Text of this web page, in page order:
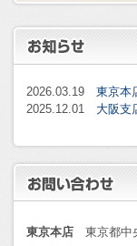
2026.03.19 東京本
2025.12.01 大阪支
東京本店 東京都中